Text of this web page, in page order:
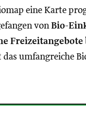
eine Karte
von Bio-
Freizeitangebote
das umfangreiche